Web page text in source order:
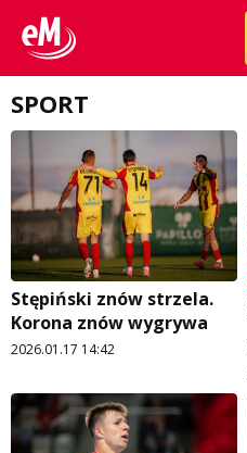
SPORT
Stępiński znów strzela.
Korona znów wygrywa
2026.01.17 14:42